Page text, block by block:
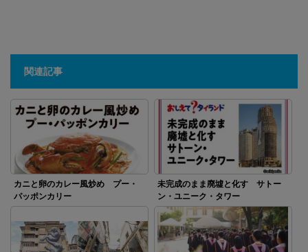
関連記事
カニと卵のカレー風炒め プー・
パッポンカリー
未完成のまま廃墟と化す サトー
ン・ユニーク・タワー